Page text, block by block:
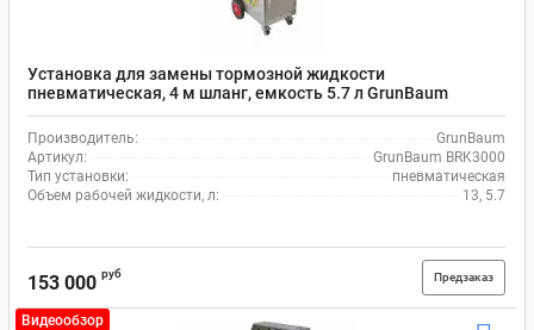
Установка для замены тормозной жидкости
пневматическая, 4 м шланг, емкость 5.7 л GrunBaum
BRK3000
Производитель:
GrunBaum
Артикул:
GrunBaum BRK3000
Тип установки:
пневматическая
Объем рабочей жидкости, л:
13, 5.7
153 000 руб Предзаказ
Видеообзор